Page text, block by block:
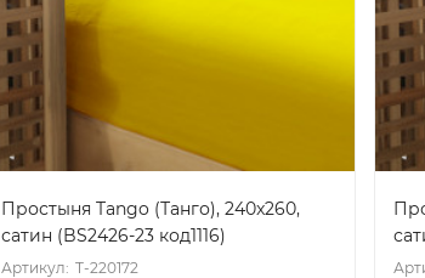
Простыня Tango (Танго), 240x260,
сатин (BS2426-23 код1116)
Артикул: T-220172